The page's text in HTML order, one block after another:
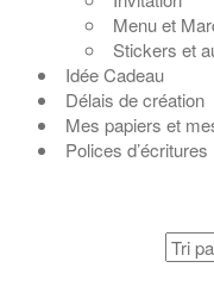
Menu et
Stickers et
Idée Cadeau
Délais de création
Mes papiers et
Polices d’écritures